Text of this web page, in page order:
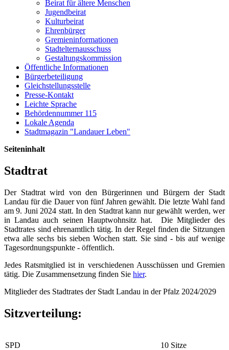
Beirat für ältere Menschen
Jugendbeirat
Kulturbeirat
Ehrenbürger
Gremieninformationen
Stadtelternausschuss
Gestaltungskommission
Öffentliche Informationen
Bürgerbeteiligung
Gleichstellungsstelle
Presse-Kontakt
Leichte Sprache
Behördennummer 115
Lokale Agenda
Stadtmagazin "Landauer Leben"
Seiteninhalt
Stadtrat
Der Stadtrat wird von den Bürgerinnen und Bürgern der Stadt
Landau für die Dauer von fünf Jahren gewählt. Die letzte Wahl fand
am 9. Juni 2024 statt. In den Stadtrat kann nur gewählt werden, wer
in Landau auch seinen Hauptwohnsitz hat. Die Mitglieder des
Stadtrates sind ehrenamtlich tätig. In der Regel finden die Sitzungen
etwa alle sechs bis sieben Wochen statt. Sie sind - bis auf wenige
Tagesordnungspunkte - öffentlich.
Jedes Ratsmitglied ist in verschiedenen Ausschüssen und Gremien
tätig. Die Zusammensetzung finden Sie hier.
Mitglieder des Stadtrates der Stadt Landau in der Pfalz 2024/2029
Sitzverteilung:
SPD
10 Sitze